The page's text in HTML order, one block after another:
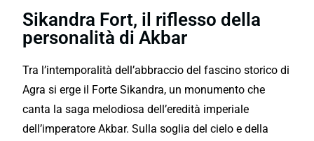
Sikandra Fort, il riflesso della
personalità di Akbar
Tra l’intemporalità dell’abbraccio del fascino storico di
Agra si erge il Forte Sikandra, un monumento che
canta la saga melodiosa dell’eredità imperiale
dell’imperatore Akbar. Sulla soglia del cielo e della